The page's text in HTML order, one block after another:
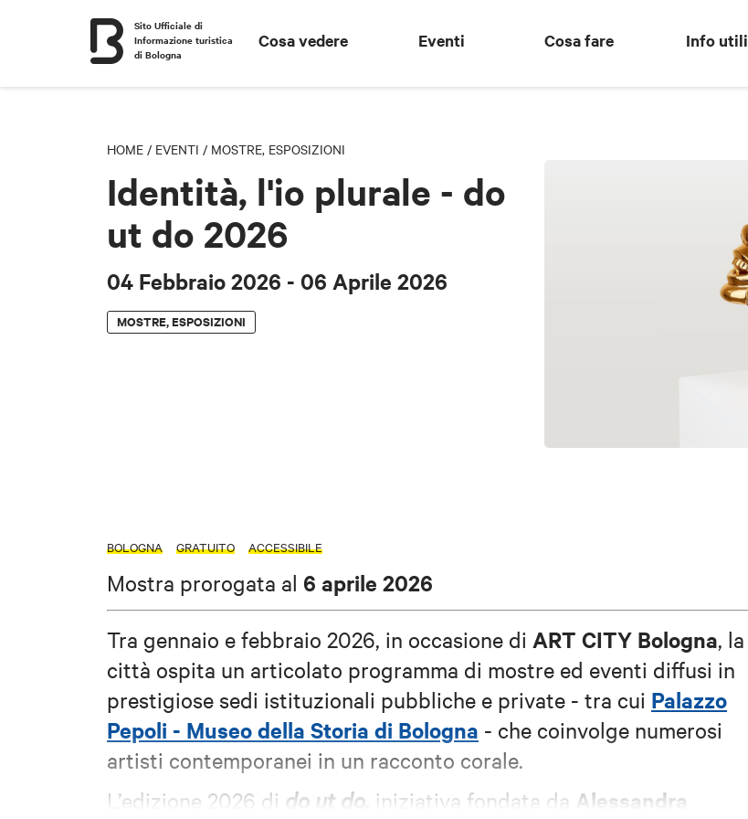
Sito Ufficiale di
Informazione turistica
di Bologna
Cosa vedere Eventi Cosa fare Info utili
HOME / EVENTI / MOSTRE, ESPOSIZIONI
Identità, l'io plurale - do
ut do 2026
04 Febbraio 2026 - 06 Aprile 2026
MOSTRE, ESPOSIZIONI
BOLOGNA GRATUITO ACCESSIBILE
Mostra prorogata al 6 aprile 2026
Tra gennaio e febbraio 2026, in occasione di ART CITY Bologna, la
città ospita un articolato programma di mostre ed eventi diffusi in
prestigiose sedi istituzionali pubbliche e private - tra cui Palazzo
Pepoli - Museo della Storia di Bologna - che coinvolge numerosi
artisti contemporanei in un racconto corale.
L’edizione 2026 di do ut do, iniziativa fondata da Alessandra